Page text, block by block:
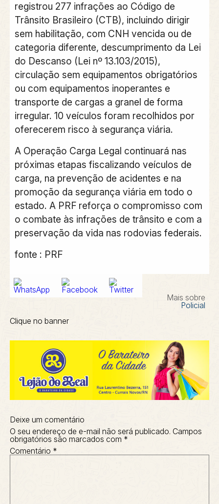
registrou 277 infrações ao Código de
Trânsito Brasileiro (CTB), incluindo dirigir
sem habilitação, com CNH vencida ou de
categoria diferente, descumprimento da Lei
do Descanso (Lei nº 13.103/2015),
circulação sem equipamentos obrigatórios
ou com equipamentos inoperantes e
transporte de cargas a granel de forma
irregular. 10 veículos foram recolhidos por
oferecerem risco à segurança viária.
A Operação Carga Legal continuará nas
próximas etapas fiscalizando veículos de
carga, na prevenção de acidentes e na
promoção da segurança viária em todo o
estado. A PRF reforça o compromisso com
o combate às infrações de trânsito e com a
preservação da vida nas rodovias federais.
fonte : PRF
Mais sobre
Policial
Clique no banner
Deixe um comentário
O seu endereço de e-mail não será publicado. Campos
obrigatórios são marcados com *
Comentário *